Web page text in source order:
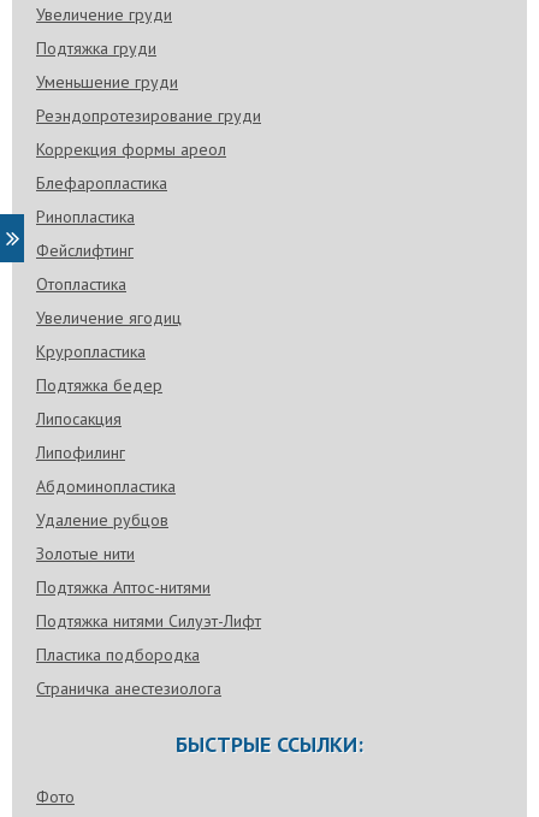
Увеличение груди
Подтяжка груди
Уменьшение груди
Реэндопротезирование груди
Коррекция формы ареол
Блефаропластика
Ринопластика
Фейслифтинг
Отопластика
Увеличение ягодиц
Круропластика
Подтяжка бедер
Липосакция
Липофилинг
Абдоминопластика
Удаление рубцов
Золотые нити
Подтяжка Аптос-нитями
Подтяжка нитями Силуэт-Лифт
Пластика подбородка
Страничка анестезиолога
БЫСТРЫЕ ССЫЛКИ:
Фото